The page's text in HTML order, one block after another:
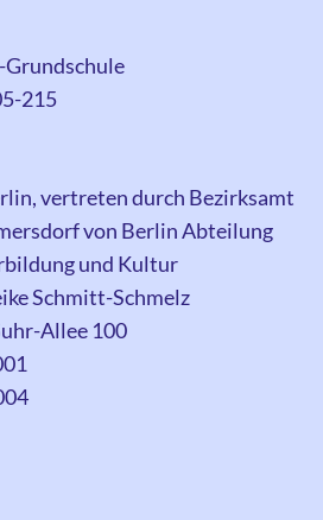
215
vertreten durch Bezirksamt
von Berlin Abteilung
und Kultur
Schmitt-Schmelz
Allee 100